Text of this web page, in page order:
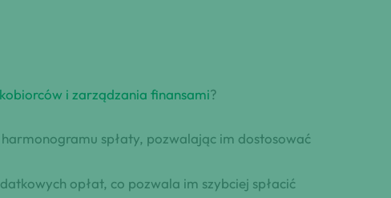
i zarządzania finansami?
spłaty, pozwalając im dostosować
opłat, co pozwala im szybciej spłacić